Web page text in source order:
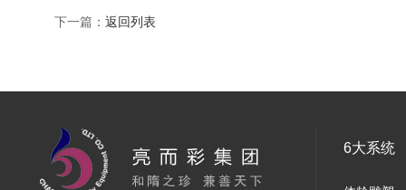
下一篇： 返回列表
6大系统